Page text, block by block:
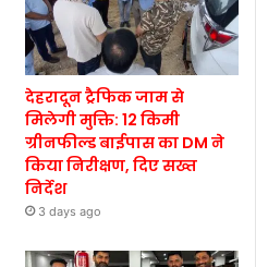
देहरादून ट्रैफिक जाम से
मिलेगी मुक्ति: 12 किमी
ग्रीनफील्ड बाईपास का DM ने
किया निरीक्षण, दिए सख्त
निर्देश
3 days ago